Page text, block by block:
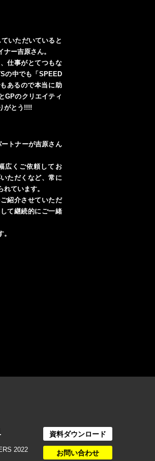
いただいていると
ー吉原さん。
仕事がとてつもな
の中でも「SPEED
あるので本当に助
GPのクリエイティ
がとう!!!!
トナーが吉原さん
広くご依頼してお
ただくなど、常に
ています。
紹介させていただ
て継続的にご一緒
2022
資料ダウンロード
お問い合わせ